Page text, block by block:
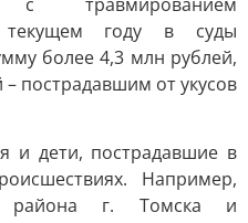
текущем году в суды
более 4,3 млн рублей,
пострадавшим от укусов
и дети, пострадавшие в
Например,
района г. Томска и